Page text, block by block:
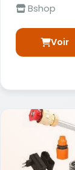
Bshop
Voir